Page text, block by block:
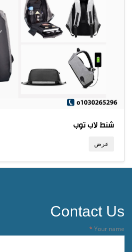
شنط لاب توب
عرض
Contact Us
Your name